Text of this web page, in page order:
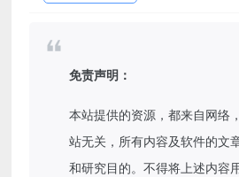
免责声明：
本站提供的资源，都来自网络
站无关，所有内容及软件的文
和研究目的。不得将上述内容